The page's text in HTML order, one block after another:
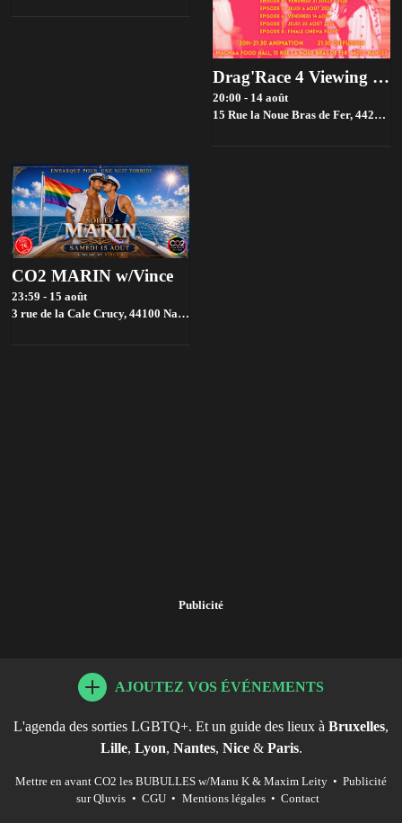
Drag'Race 4 Viewing parties par House of drama 👑✨
20:00 - 14 août
15 Rue la Noue Bras de Fer, 44200 Nantes, France,
CO2 MARIN w/Vince
23:59 - 15 août
3 rue de la Cale Crucy, 44100 Nantes, France,
Publicité
AJOUTEZ VOS ÉVÉNEMENTS
L'agenda des sorties LGBTQ+. Et un guide des lieux à Bruxelles,
Lille, Lyon, Nantes, Nice& Paris.
Mettre en avant CO2 les BUBULLES w/Manu K & Maxim Leity • Publicité
sur Qluvis • CGU • Mentions légales • Contact